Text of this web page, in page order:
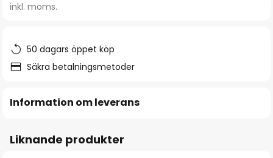
bildgalleriet
inkl. moms.
50 dagars öppet köp
Säkra betalningsmetoder
Information om leverans
Liknande produkter